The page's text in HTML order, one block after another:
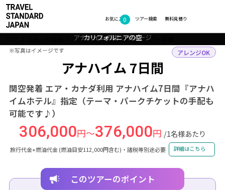
お気に入り
0 無料見積り
ツアー検索
アメリカ アナハイム ツアー詳細
アナハイム 7日間
関空発着 エア・カナダ利用 アナハイム7日間『アナハ
イムホテル』指定（テーマ・パークチケットの手配も
可能です♪）
アレンジOK
306,000円～376,000円 /1名様あたり
旅行代金+燃油代金 (燃油目安112,000円含む)・諸税等別途必要 詳細はこちら
アナハイムへようこそ
アナハイムの夕暮れ
アナハイムの街 イメージ
カリフォルニアの空
アナハイムへようこそ
フォトギャラリー
※写真はイメージです
※写真はイメージです
このツアーのポイント